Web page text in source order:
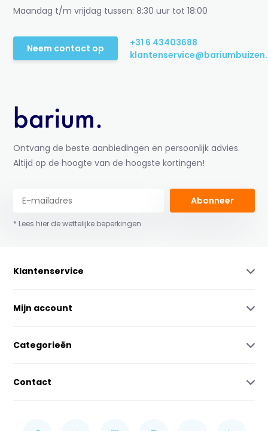
Maandag t/m vrijdag tussen: 8:30 uur tot 18:00
Neem contact op
+31 6 43403688
Ontvang de beste aanbiedingen en persoonlijk advies.
Altijd op de hoogte van de hoogste kortingen!
Abonneer
* Lees hier de wettelijke beperkingen
Klantenservice
Mijn account
Categorieën
Contact